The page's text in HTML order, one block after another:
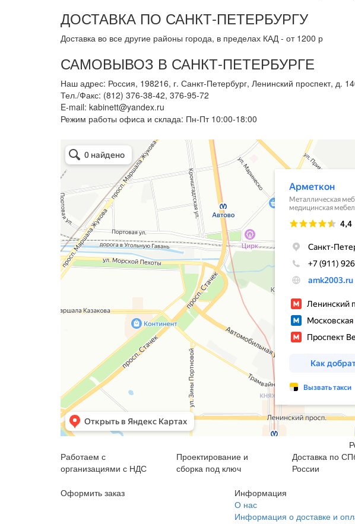
ДОСТАВКА ПО САНКТ-ПЕТЕРБУРГУ
Доставка во все другие районы города, в пределах КАД - от 1200 р
САМОВЫВОЗ В САНКТ-ПЕТЕРБУРГЕ
Наш адрес: Россия, 198216, г. Санкт-Петербург, Ленинский проспект, д.
Тел./Факс: (812) 376-38-42, 376-95-72
E-mail: kabinett@yandex.ru
Режим работы офиса и склада: Пн-Пт 10:00-18:00
Арметкон
Металлическая мебель в Санкт‑Петербурге
Торговое оборудование в Санкт‑Петербурге
Работаем с
организациями с НДС
Проектирование и
сборка под ключ
Доставка по
России
Оформить заказ
Информация
О нас
Информация о доставке и